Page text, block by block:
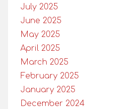
July 2025
June 2025
May 2025
April 2025
March 2025
February 2025
January 2025
December 2024